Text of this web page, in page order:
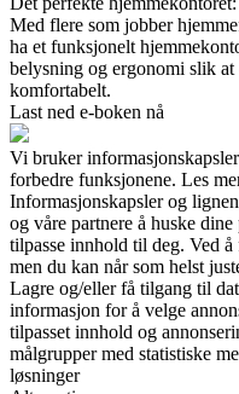
Med flere som jobber
ha et funksjonelt
belysning og ergonomi slik
komfortabelt.
Last ned e-boken nå
Vi bruker
forbedre funksjonene. Les
Informasjonskapsler og
og våre partnere å huske
tilpasse innhold til deg. Ved å
men du kan når som helst
Lagre og/eller få tilgang til
informasjon for å velge
tilpasset innhold og
målgrupper med statistiske
løsninger